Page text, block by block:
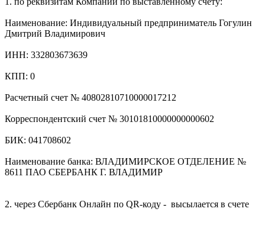
Наименование: Индивидуальный предприниматель Гогулин
Дмитрий Владимирович
ИНН: 332803673639
КПП: 0
Расчетный счет № 40802810710000017212
Корреспондентский счет № 30101810000000000602
БИК: 041708602
Наименование банка: ВЛАДИМИРСКОЕ ОТДЕЛЕНИЕ №
8611 ПАО СБЕРБАНК Г. ВЛАДИМИР
2. через Сбербанк Онлайн по QR-коду - высылается в счете